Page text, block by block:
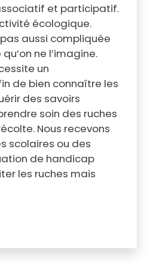
et participatif.
écologique.
pas aussi compliquée
ne l’imagine.
un
de bien connaître les
des savoirs
soin des ruches
Nous recevons
scolaires ou des
de handicap
les ruches mais